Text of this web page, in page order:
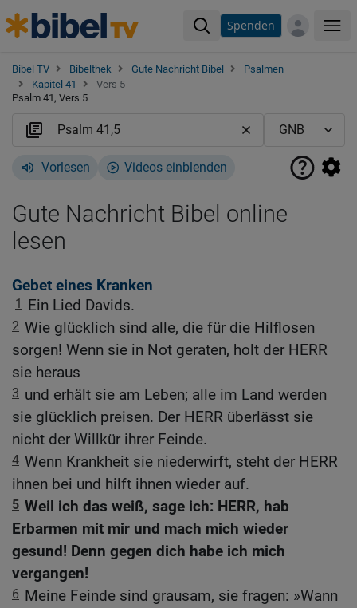
Spenden
Bibel TV Bibelthek Gute Nachricht Bibel
Psalmen
Kapitel 41
Vers 5
Psalm 41, Vers 5
Vorlesen Videos einblenden
Gute Nachricht Bibel online
lesen
Gebet eines Kranken
1 Ein Lied Davids.
2 Wie glücklich sind alle, die für die Hilflosen
sorgen! Wenn sie in Not geraten, holt der HERR
sie heraus
3 und erhält sie am Leben; alle im Land werden
sie glücklich preisen. Der HERR überlässt sie
nicht der Willkür ihrer Feinde.
4 Wenn Krankheit sie niederwirft, steht der HERR
ihnen bei und hilft ihnen wieder auf.
5 Weil ich das weiß, sage ich: HERR, hab
Erbarmen mit mir und mach mich wieder
gesund! Denn gegen dich habe ich mich
vergangen!
6 Meine Feinde sind grausam, sie fragen: »Wann